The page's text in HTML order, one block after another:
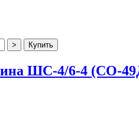
ШС-4/6-4 (СО-